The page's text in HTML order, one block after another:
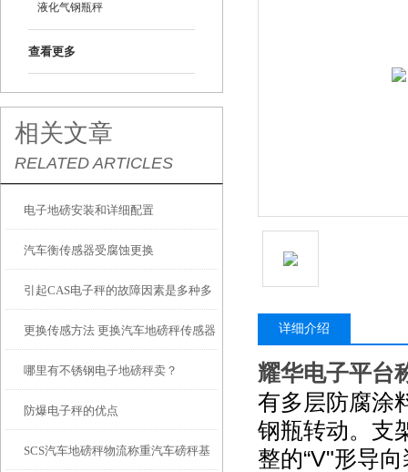
液化气钢瓶秤
查看更多
相关文章
RELATED ARTICLES
电子地磅安装和详细配置
汽车衡传感器受腐蚀更换
引起CAS电子秤的故障因素是多种多
样的，我们要一一去排除掉
更换传感方法 更换汽车地磅秤传感器
哪里有不锈钢电子地磅秤卖？
防爆电子秤的优点
SCS汽车地磅秤物流称重汽车磅秤基
详细介绍
耀华电子平台
有多层防腐涂
钢瓶转动。支
整的“V"形导